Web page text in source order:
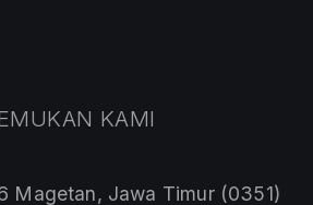
KAMI
Magetan, Jawa Timur (0351)